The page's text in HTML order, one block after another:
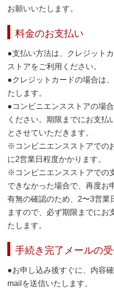
お願いいたします。
料金のお支払い
●支払い方法は、クレジット
ストアをご利用ください。
●クレジットカードの場合は
たします。
●コンビニエンスストアの場
ください。期限までにお支払
とさせていただきます。
※コンビニエンスストアでの
に2営業日程度かかります。
※コンビニエンスストアでの
できなかった場合で、再度お
有無の確認のため、2〜3営業
ますので、必ず期限までにお
たします。
手続き完了メールの
●お申し込み後すぐに、内容
mailを送信いたします。